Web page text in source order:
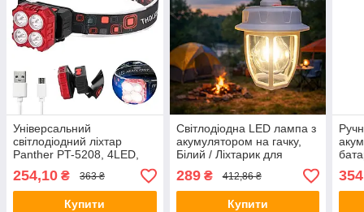
Універсальний
світлодіодний ліхтар
Panther PT-5208, 4LED,
600 мАч, USB, Червоний /
Акумуляторний ліхтарик
на голову
254,10 ₴ 363 ₴
Купити
Світлодіодна LED лампа з
акумулятором на гачку,
Білий / Ліхтарик для
намету / Ліхтар із
сонячною панеллю
289₴ 412,86 ₴
Купити
на